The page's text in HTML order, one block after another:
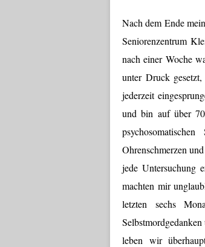
Nach dem Ende
Seniorenzentrum
nach einer Woche
unter Druck
jederzeit
und bin auf über
Ohrenschmerzen
jede Untersuchung
machten mir
letzten sechs
leben wir